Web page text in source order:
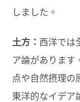
しました。
土方： 西洋では
ア論があります
点や自然摂理の
東洋的なイデア